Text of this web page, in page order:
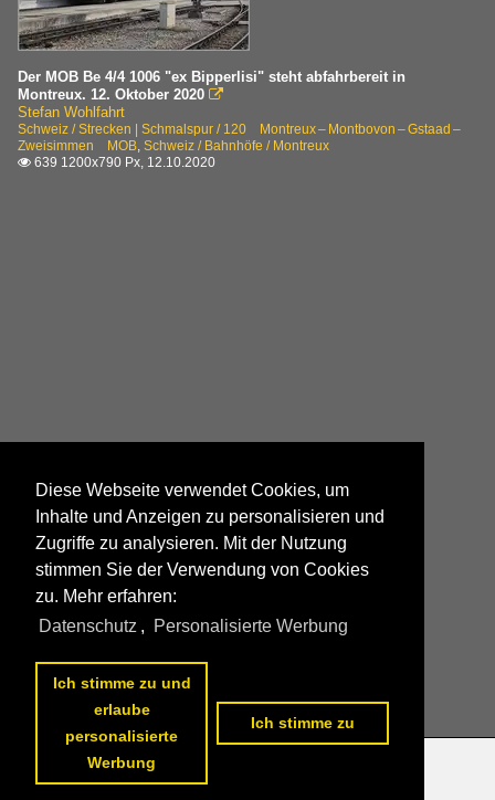
Der MOB Be 4/4 1006 "ex Bipperlisi" steht abfahrbereit in
Montreux. 12. Oktober 2020 
Stefan Wohlfahrt
Schweiz / Strecken | Schmalspur / 120 Montreux – Montbovon – Gstaad –
Zweisimmen MOB Schweiz / Bahnhöfe / Montreux
 639 1200x790 Px, 12.10.2020
Diese Webseite verwendet Cookies, um
Inhalte und Anzeigen zu personalisieren und
Zugriffe zu analysieren. Mit der Nutzung
stimmen Sie der Verwendung von Cookies
zu. Mehr erfahren:
Datenschutz , Personalisierte Werbung
Ich stimme zu und
erlaube
personalisierte
Werbung
Ich stimme zu